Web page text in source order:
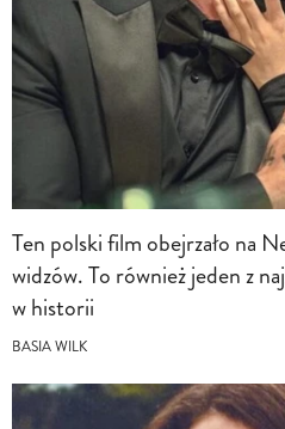
Ten polski film obejrzało na
widzów. To również jeden z
w historii
BASIA WILK